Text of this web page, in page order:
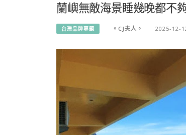
蘭嶼無敵海景睡幾晚都不
台灣品牌專題 。CJ夫人。 2025-12-